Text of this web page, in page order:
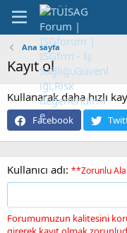
Ana sayfa
Kayıt ol
Kullanarak daha hızlı
Facebook
Kullanıcı adı **Zorunlu
Forumumuzun kalitesini